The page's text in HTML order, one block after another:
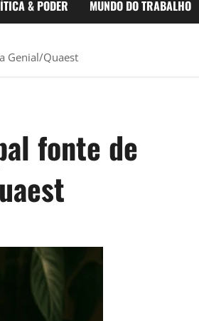
& PODER MUNDO DO TRABALHO
Genial/Quaest
fonte de